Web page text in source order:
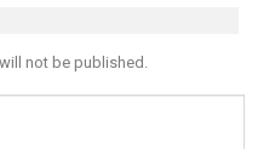
not be published.